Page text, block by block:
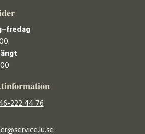
222 44 76